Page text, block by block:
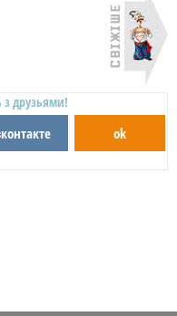
з друзьями!
ok